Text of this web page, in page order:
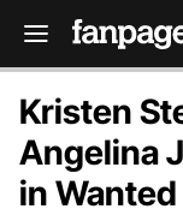
Kristen
Angelina
in Wanted